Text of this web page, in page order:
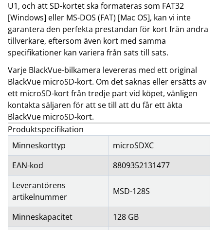
U1, och att SD-kortet ska formateras som FAT32
[Windows] eller MS-DOS (FAT) [Mac OS], kan vi inte
garantera den perfekta prestandan för kort från andra
tillverkare, eftersom även kort med samma
specifikationer kan variera från sats till sats.
Varje BlackVue-bilkamera levereras med ett original
BlackVue microSD-kort. Om det saknas eller ersätts av
ett microSD-kort från tredje part vid köpet, vänligen
kontakta säljaren för att se till att du får ett äkta
BlackVue microSD-kort.
Produktspecifikation
Minneskorttyp
microSDXC
EAN-kod
8809352131477
Leverantörens
artikelnummer
MSD-128S
Minneskapacitet
128 GB